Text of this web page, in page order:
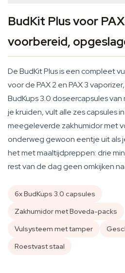
BudKit Plus voor
voorbereid,
De BudKit Plus is een compleet
voor de PAX 2 en PAX 3
BudKups 3.0 doseercapsules
je kruiden, vult alle zes capsules
meegeleverde zakhumidor met
onderweg gewoon eentje uit als
het met maaltijdpreppen: drie
rest van de dag geen omkijken
6x BudKups 3.0 capsules
Zakhumidor met Boveda-packs
Vulsysteem met tamper
Roestvast staal